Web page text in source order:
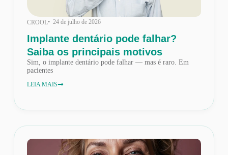
CROOL• 24 de julho de 2026
Implante dentário pode falhar?
Saiba os principais motivos
Sim, o implante dentário pode falhar — mas é raro. Em
pacientes
LEIA MAIS